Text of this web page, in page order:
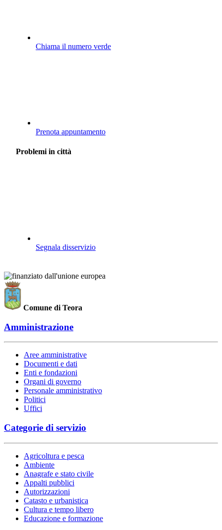
Chiama il numero verde
Prenota appuntamento
Problemi in città
Segnala disservizio
Comune di Teora
Amministrazione
Aree amministrative
Documenti e dati
Enti e fondazioni
Organi di governo
Personale amministrativo
Politici
Uffici
Categorie di servizio
Agricoltura e pesca
Ambiente
Anagrafe e stato civile
Appalti pubblici
Autorizzazioni
Catasto e urbanistica
Cultura e tempo libero
Educazione e formazione